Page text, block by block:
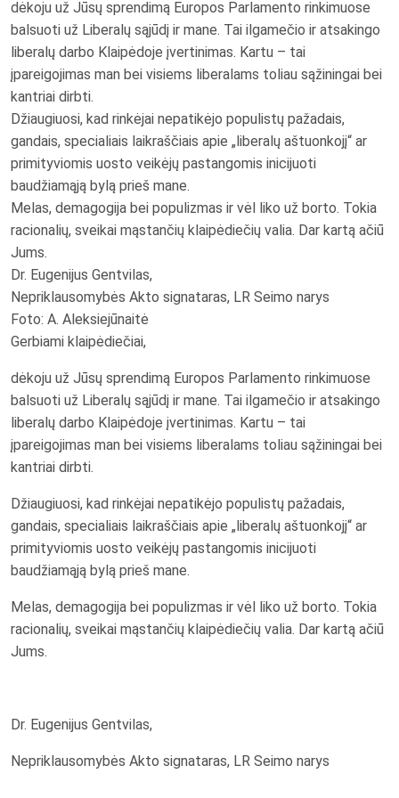
dėkoju už Jūsų sprendimą Europos Parlamento rinkimuose
balsuoti už Liberalų sąjūdį ir mane. Tai ilgamečio ir atsakingo
liberalų darbo Klaipėdoje įvertinimas. Kartu – tai
įpareigojimas man bei visiems liberalams toliau sąžiningai bei
kantriai dirbti.
Džiaugiuosi, kad rinkėjai nepatikėjo populistų pažadais,
gandais, specialiais laikraščiais apie „liberalų aštuonkojį“ ar
primityviomis uosto veikėjų pastangomis inicijuoti
baudžiamąją bylą prieš mane.
Melas, demagogija bei populizmas ir vėl liko už borto. Tokia
racionalių, sveikai mąstančių klaipėdiečių valia. Dar kartą ačiū
Jums.
Dr. Eugenijus Gentvilas,
Nepriklausomybės Akto signataras, LR Seimo narys
Foto: A. Aleksiejūnaitė
Gerbiami klaipėdiečiai,
dėkoju už Jūsų sprendimą Europos Parlamento rinkimuose
balsuoti už Liberalų sąjūdį ir mane. Tai ilgamečio ir atsakingo
liberalų darbo Klaipėdoje įvertinimas. Kartu – tai
įpareigojimas man bei visiems liberalams toliau sąžiningai bei
kantriai dirbti.
Džiaugiuosi, kad rinkėjai nepatikėjo populistų pažadais,
gandais, specialiais laikraščiais apie „liberalų aštuonkojį“ ar
primityviomis uosto veikėjų pastangomis inicijuoti
baudžiamąją bylą prieš mane.
Melas, demagogija bei populizmas ir vėl liko už borto. Tokia
racionalių, sveikai mąstančių klaipėdiečių valia. Dar kartą ačiū
Jums.
Dr. Eugenijus Gentvilas,
Nepriklausomybės Akto signataras, LR Seimo narys